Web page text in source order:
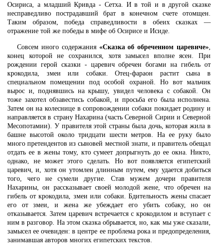
Осириса, а младший Кривда - Сетха. И в той и в другой сказке
несправедливо пострадавший брат в конечном счете отомщен.
Таким образом, победа справедливости в обеих сказках —
отражение той же победы в мифе об Осирисе и Исиде.
Совсем иного содержания «Сказка об обреченном царевиче»,
конец которой не сохранился, хотя замысел вполне ясен. При
рождении герой сказки - царевич обречен богами на гибель от
крокодила, змеи или собаки. Отец-фараон растит сына в
специальном помещении под особой охраной. Но вот мальчик
вырос и, поднявшись на крышу, увидел человека с собакой. Он
тоже захотел обзавестись собакой, и просьба его была исполнена.
Затем он на колеснице в сопровождении собаки покидает родину и
направляется в страну Нахарина (часть Северной Сирии и Северной
Месопотамии). У правителя этой страны была дочь, которая жила в
башне высотой около тридцати шести метров. На ее руку было
много претендентов из сыновей местной знати, и правитель обещал
отдать ее в жены тому, кто сумеет допрыгнуть до ее окна. Никто,
однако, не может этого сделать. Но вот появляется египетский
царевич, и, хотя он утомлен длинным путем, ему удается добиться
того, чего не сумели другие. Став мужем дочери правителя
Нахарины, он рассказывает своей молодой жене, что обречен на
гибель от крокодила, змеи или собаки. Бдительность жены спасает
его от змеи, и жена же убеждает его убить собаку, но он
отказывается. Затем царевич встречается с крокодилом и вступает с
ним в разговор. На этом сказка обрывается, но, как мы уже сказали,
замысел ее очевиден: в центре ее проблема рока и предопределения,
занимавшая авторов многих египетских текстов.